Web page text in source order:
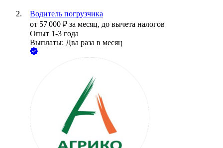
Водитель погрузчика
от 57 000 ₽ за месяц, до вычета налогов
Опыт 1-3 года
Выплаты: Два раза в месяц